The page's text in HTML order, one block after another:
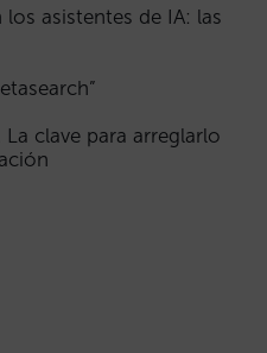
asistentes de IA: las
clave para arreglarlo